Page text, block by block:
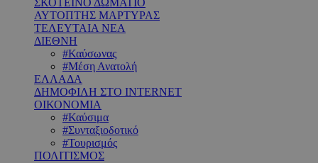
ΣΚΟΤΕΙΝΟ ΔΩΜΑΤΙΟ
ΑΥΤΟΠΤΗΣ ΜΑΡΤΥΡΑΣ
ΤΕΛΕΥΤΑΙΑ ΝΕΑ
ΔΙΕΘΝΗ
#Καύσωνας
#Μέση Ανατολή
ΕΛΛΑΔΑ
ΔΗΜΟΦΙΛΗ ΣΤΟ INTERNET
ΟΙΚΟΝΟΜΙΑ
#Καύσιμα
#Συνταξιοδοτικό
#Τουρισμός
ΠΟΛΙΤΙΣΜΟΣ